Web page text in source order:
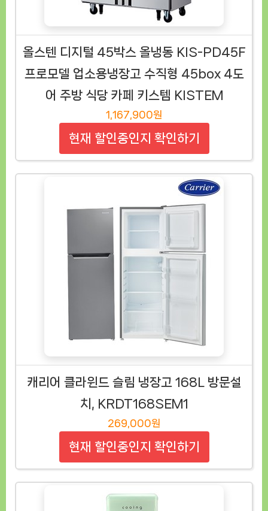
올스텐 디지털 45박스 올냉동 KIS-PD45F
프로모델 업소용냉장고 수직형 45box 4도
어 주방 식당 카페 키스템 KISTEM
1,167,900원
현재 할인중인지 확인하기
캐리어 클라윈드 슬림 냉장고 168L 방문설
치, KRDT168SEM1
269,000원
현재 할인중인지 확인하기